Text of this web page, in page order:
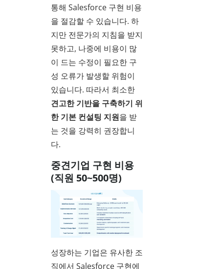
통해 Salesforce 구현 비용
을 절감할 수 있습니다. 하
지만 전문가의 지침을 받지
못하고, 나중에 비용이 많
이 드는 수정이 필요한 구
성 오류가 발생할 위험이
있습니다. 따라서 최소한
견고한 기반을 구축하기 위
한 기본 컨설팅 지원을 받
는 것을 강력히 권장합니
다.
중견기업 구현 비용
(직원 50~500명)
성장하는 기업은 유사한 조
직에서 Salesforce 구현에